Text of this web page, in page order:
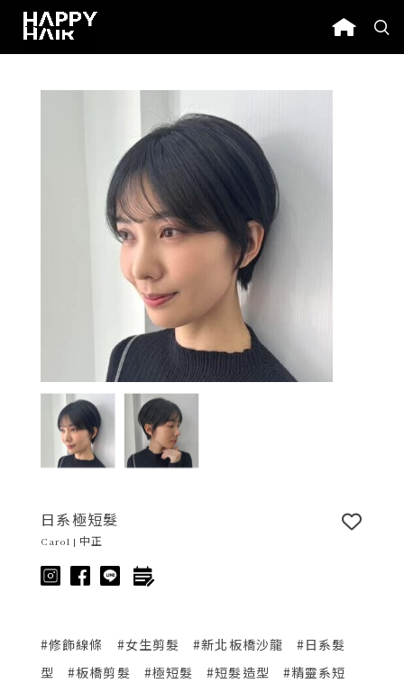
日系極短髮
Carol | 中正
#修飾線條 #女生剪髮 #新北板橋沙龍
#日系髮
型
#板橋剪髮 #極短髮 #短髮造型
#精靈系短